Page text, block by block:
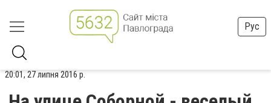
Рус
20:01, 27 липня 2016 р.